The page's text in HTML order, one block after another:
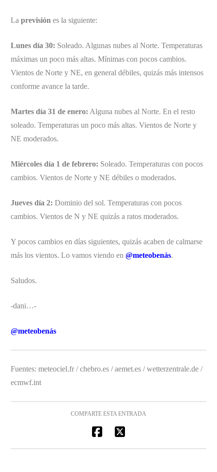
Laprevisión es la siguiente:
Lunes día 30: Soleado. Algunas nubes al Norte. Temperaturas
máximas un poco más altas. Mínimas con pocos cambios.
Vientos de Norte y NE, en general débiles, quizás más intensos
conforme avance la tarde.
Martes día 31 de enero: Alguna nubes al Norte. En el resto
soleado. Temperaturas un poco más altas. Vientos de Norte y
NE moderados.
Miércoles día 1 de febrero: Soleado. Temperaturas con pocos
cambios. Vientos de Norte y NE débiles o moderados.
Jueves día 2: Dominio del sol. Temperaturas con pocos
cambios. Vientos de N y NE quizás a ratos moderados.
Y pocos cambios en días siguientes, quizás acaben de calmarse
más los vientos. Lo vamos viendo en@meteobenás.
Saludos.
-dani…-
@meteobenás
Fuentes: meteociel.fr / chebro.es / aemet.es / wetterzentrale.de /
ecmwf.int
COMPARTE ESTA ENTRADA